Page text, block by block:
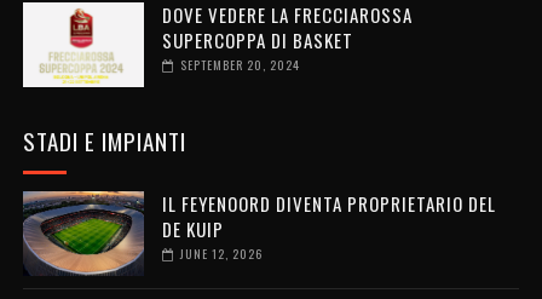
DOVE VEDERE LA FRECCIAROSSA
SUPERCOPPA DI BASKET
SEPTEMBER 20, 2024
STADI E IMPIANTI
IL FEYENOORD DIVENTA PROPRIETARIO DEL
DE KUIP
JUNE 12, 2026